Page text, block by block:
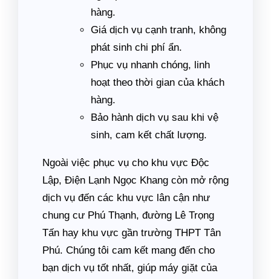
hàng.
Giá dịch vụ cạnh tranh, không
phát sinh chi phí ẩn.
Phục vụ nhanh chóng, linh
hoạt theo thời gian của khách
hàng.
Bảo hành dịch vụ sau khi vệ
sinh, cam kết chất lượng.
Ngoài việc phục vụ cho khu vực Độc
Lập, Điện Lạnh Ngọc Khang còn mở rộng
dịch vụ đến các khu vực lân cận như
chung cư Phú Thạnh, đường Lê Trọng
Tấn hay khu vực gần trường THPT Tân
Phú. Chúng tôi cam kết mang đến cho
bạn dịch vụ tốt nhất, giúp máy giặt của